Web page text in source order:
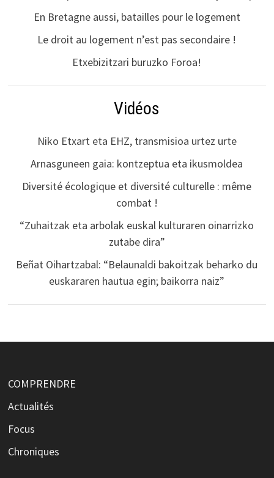
En Bretagne aussi, batailles pour le logement
Le droit au logement n’est pas secondaire !
Etxebizitzari buruzko Foroa!
Vidéos
Niko Etxart eta EHZ, transmisioa urtez urte
Arnasguneen gaia: kontzeptua eta ikusmoldea
Diversité écologique et diversité culturelle : même
combat !
“Zuhaitzak eta arbolak euskal kulturaren oinarrizko
zutabe dira”
Beñat Oihartzabal: “Belaunaldi bakoitzak beharko du
euskararen hautua egin; baikorra naiz”
COMPRENDRE
Actualités
Focus
Chroniques